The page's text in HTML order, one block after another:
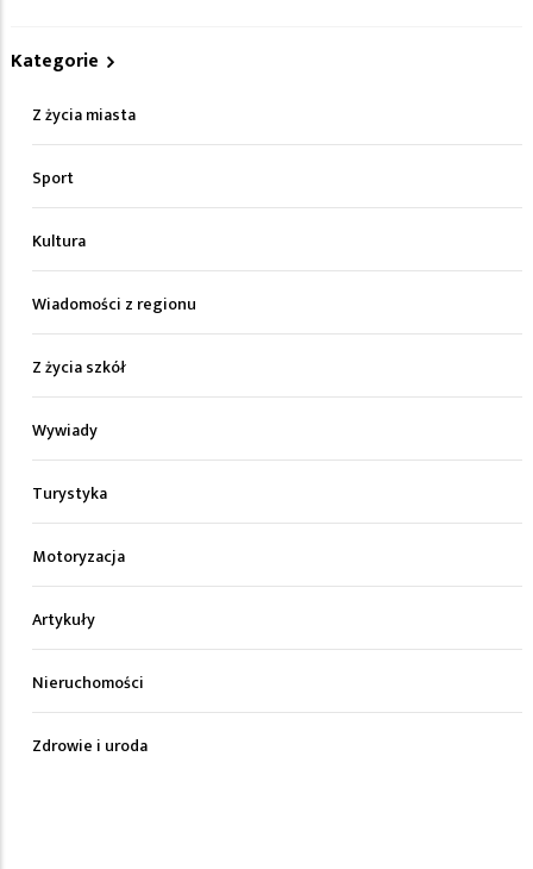
Kategorie
Z życia miasta
Sport
Kultura
Wiadomości z regionu
Z życia szkół
Wywiady
Turystyka
Motoryzacja
Artykuły
Nieruchomości
Zdrowie i uroda